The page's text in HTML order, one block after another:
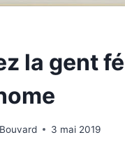
la gent
3 mai 2019